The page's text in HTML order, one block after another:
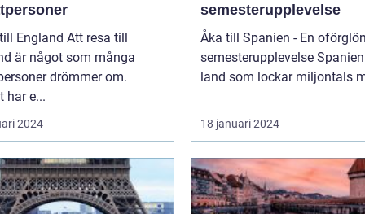
Att resa till
är något som många
drömmer om.
har e...
2024
semesterupplevelse
Åka till Spanien - En
semesterupplevelse Spanien är ett
land som lockar miljontals
18 januari 2024